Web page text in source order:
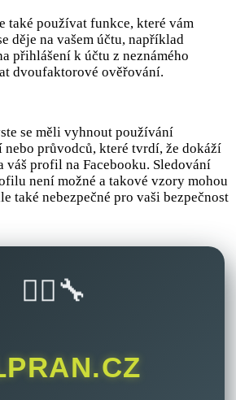
také používat funkce, které vám
děje na vašem účtu, například
přihlášení k účtu z neznámého
dvoufaktorové ověřování.
se měli vyhnout používání
průvodců, které tvrdí, že dokáží
váš profil na Facebooku. Sledování
není možné a takové vzory mohou
také nebezpečné pro vaši bezpečnost
🚴‍♂️🔧